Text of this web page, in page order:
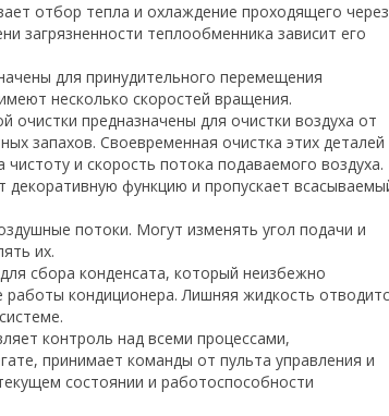
отбор тепла и охлаждение проходящего через
загрязненности теплообменника зависит его
для принудительного перемещения
несколько скоростей вращения.
очистки предназначены для очистки воздуха от
запахов. Своевременная очистка этих деталей
чистоту и скорость потока подаваемого воздуха.
декоративную функцию и пропускает
потоки. Могут изменять угол подачи и
их.
сбора конденсата, который неизбежно
работы кондиционера. Лишняя жидкость
контроль над всеми процессами,
принимает команды от пульта управления и
состоянии и работоспособности